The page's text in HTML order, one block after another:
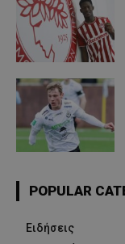
POPULAR
Ειδήσεις